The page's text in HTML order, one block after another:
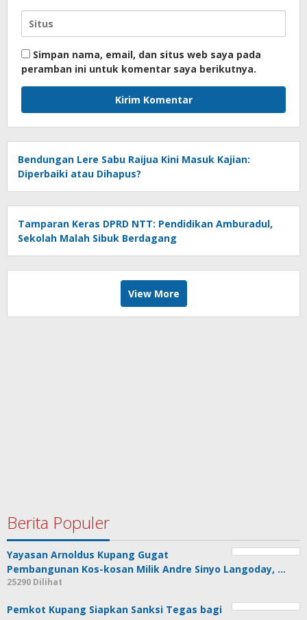
Simpan nama, email, dan situs web saya pada
peramban ini untuk komentar saya berikutnya.
Bendungan Lere Sabu Raijua Kini Masuk Kajian:
Diperbaiki atau Dihapus?
Tamparan Keras DPRD NTT: Pendidikan Amburadul,
Sekolah Malah Sibuk Berdagang
View More
Berita Populer
Yayasan Arnoldus Kupang Gugat
Pembangunan Kos-kosan Milik Andre Sinyo Langoday, …
25290 Dilihat
Pemkot Kupang Siapkan Sanksi Tegas bagi